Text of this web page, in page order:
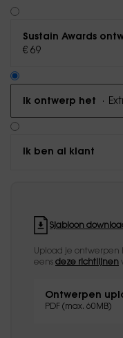
Sustain Awards
€ 69
Ik ontwerp het ·
Ik ben al klant
Sjabloon
Upload je ontwerpen
eens deze richtlijnen
Ontwerpen
PDF (max. 60MB)